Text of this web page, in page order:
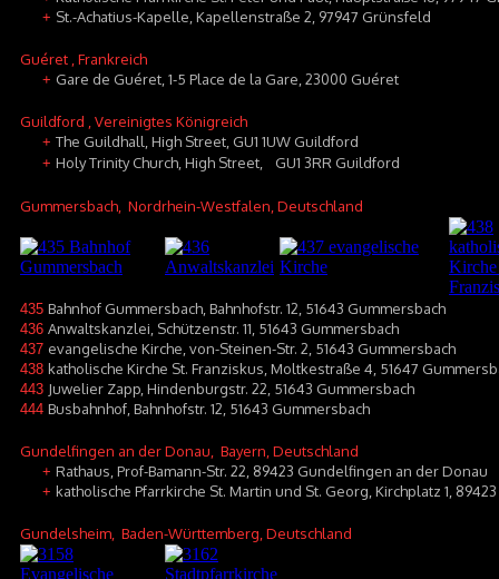
+ St.-Achatius-Kapelle, Kapellenstraße 2, 97947 Grünsfeld
Guéret , Frankreich
+ Gare de Guéret, 1-5 Place de la Gare, 23000 Guéret
Guildford , Vereinigtes Königreich
+ The Guildhall, High Street, GU1 1UW Guildford
+ Holy Trinity Church, High Street, GU1 3RR Guildford
Gummersbach , Nordrhein-Westfalen, Deutschland
435 Bahnhof Gummersbach, Bahnhofstr. 12, 51643 Gummersbach
436 Anwaltskanzlei, Schützenstr. 11, 51643 Gummersbach
437 evangelische Kirche, von-Steinen-Str. 2, 51643 Gummersbach
438 katholische Kirche St. Franziskus, Moltkestraße 4, 51647
443 Juwelier Zapp, Hindenburgstr. 22, 51643 Gummersbach
444 Busbahnhof, Bahnhofstr. 12, 51643 Gummersbach
Gundelfingen an der Donau , Bayern, Deutschland
+ Rathaus, Prof-Bamann-Str. 22, 89423 Gundelfingen an der Donau
+ katholische Pfarrkirche St. Martin und St. Georg, Kirchplatz 1,
Gundelsheim , Baden-Württemberg, Deutschland